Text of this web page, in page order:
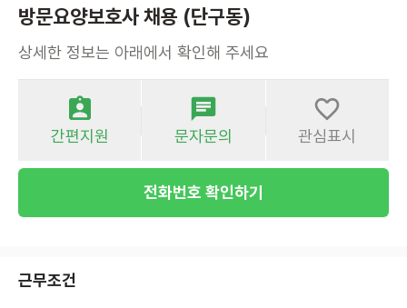
방문요양보호사 채용 (단구동)
상세한 정보는 아래에서 확인해 주세요
간편지원 문자문의 관심표시
전화번호 확인하기
근무조건